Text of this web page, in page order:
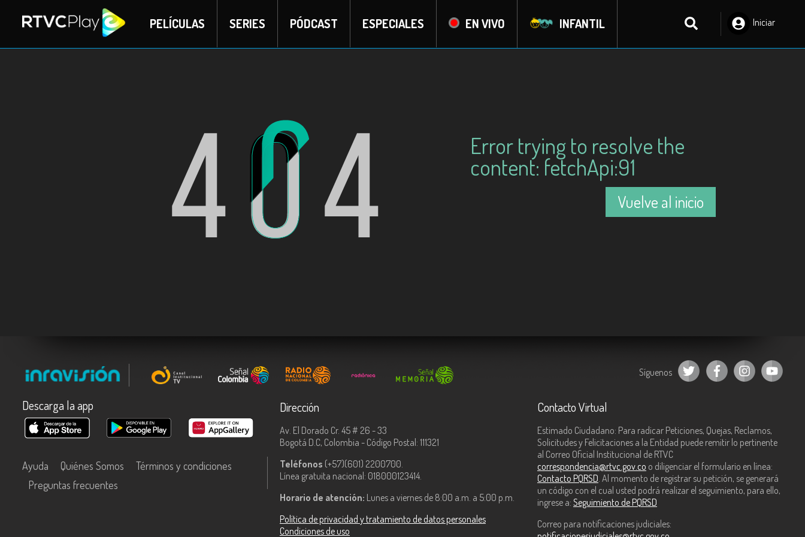
PELÍCULAS SERIES PÓDCAST ESPECIALES EN VIVO INFANTIL
Iniciar
Error trying to resolve the
content: fetchApi:91
Vuelve al inicio
Síguenos
Descarga la app
Ayuda Quiénes Somos
Términos y condiciones
Preguntas frecuentes
Dirección
Av. El Dorado Cr. 45 # 26 - 33
Bogotá D.C, Colombia - Código Postal: 111321
Teléfonos (+57)(601) 2200700.
Línea gratuita nacional: 018000123414.
Horario de atención: Lunes a viernes de 8:00 a.m. a 5:00 p.m.
Política de privacidad y tratamiento de datos personales
Condiciones de uso
Contacto Virtual
Estimado Ciudadano: Para radicar Peticiones, Quejas, Reclamos,
Solicitudes y Felicitaciones a la Entidad puede remitir lo pertinente
al Correo Oficial Institucional de RTVC
correspondencia@rtvc.gov.co o diligenciar el formulario en línea:
Contacto PQRSD. Al momento de registrar su petición, se generará
un código con el cual usted podrá realizar el seguimiento, para ello,
ingrese a: Seguimiento de PQRSD
Correo para notificaciones judiciales: